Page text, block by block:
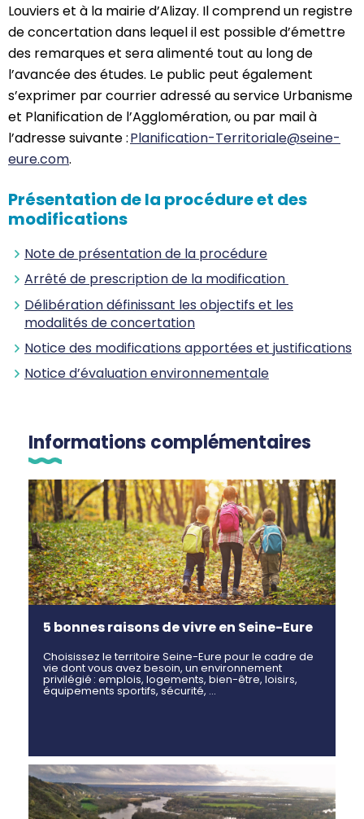
Louviers et à la mairie d’Alizay. Il comprend un registre
de concertation dans lequel il est possible d’émettre
des remarques et sera alimenté tout au long de
l’avancée des études. Le public peut également
s’exprimer par courrier adressé au service Urbanisme
et Planification de l’Agglomération, ou par mail à
l’adresse suivante :Planification-Territoriale@seine-
eure.com.
Présentation de la procédure et des
modifications
Note de présentationde la procédure
Arrêté de prescription de la modification
Délibération définissant les objectifs et les
modalités de concertation
Notice des modifications apportées et justifications
Notice d’évaluation environnementale
Informations complémentaires
5 bonnes raisons de vivre en Seine-Eure
Choisissez le territoire Seine-Eure pour le cadre de
vie dont vous avez besoin, un environnement
privilégié : emplois, logements, bien-être, loisirs,
équipements sportifs, sécurité, …